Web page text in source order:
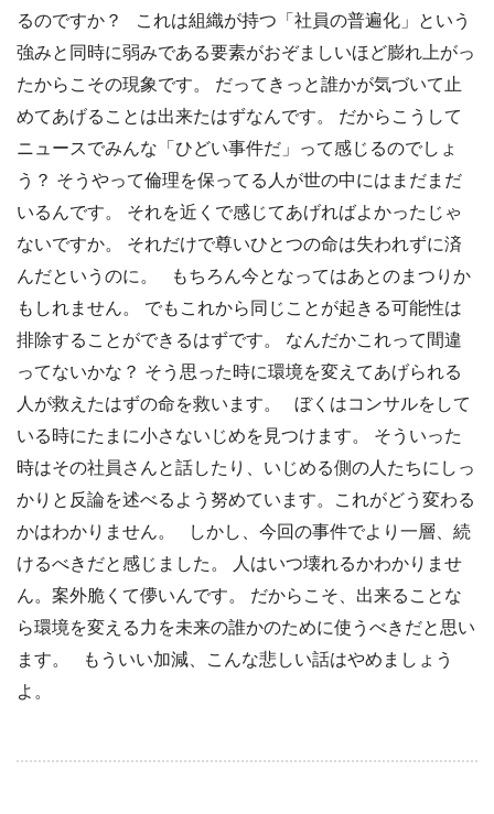
るのですか？ これは組織が持つ「社員の普遍化」という
強みと同時に弱みである要素がおぞましいほど膨れ上がっ
たからこその現象です。 だってきっと誰かが気づいて止
めてあげることは出来たはずなんです。 だからこうして
ニュースでみんな「ひどい事件だ」って感じるのでしょ
う？ そうやって倫理を保ってる人が世の中にはまだまだ
いるんです。 それを近くで感じてあげればよかったじゃ
ないですか。 それだけで尊いひとつの命は失われずに済
んだというのに。 もちろん今となってはあとのまつりか
もしれません。 でもこれから同じことが起きる可能性は
排除することができるはずです。 なんだかこれって間違
ってないかな？ そう思った時に環境を変えてあげられる
人が救えたはずの命を救います。 ぼくはコンサルをして
いる時にたまに小さないじめを見つけます。 そういった
時はその社員さんと話したり、いじめる側の人たちにしっ
かりと反論を述べるよう努めています。これがどう変わる
かはわかりません。 しかし、今回の事件でより一層、続
けるべきだと感じました。 人はいつ壊れるかわかりませ
ん。案外脆くて儚いんです。 だからこそ、出来ることな
ら環境を変える力を未来の誰かのために使うべきだと思い
ます。 もういい加減、こんな悲しい話はやめましょう
よ。